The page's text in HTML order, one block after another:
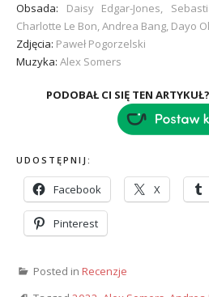
Obsada: Daisy Edgar-Jones,
Charlotte Le Bon, Andrea Bang, Dayo
Zdjęcia: Paweł Pogorzelski
Muzyka: Alex Somers
PODOBAŁ CI SIĘ TEN
UDOSTĘPNIJ:
Facebook X
Pinterest
Posted in Recenzje